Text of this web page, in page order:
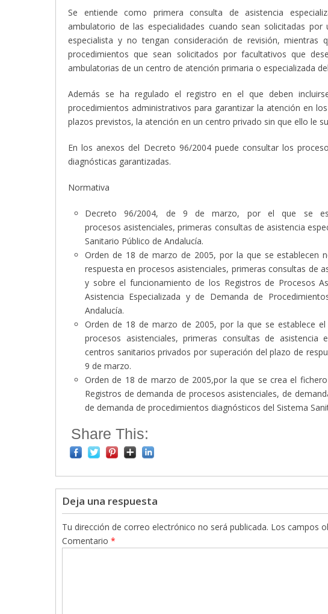
Se entiende como primera consulta de asistencia
ambulatorio de las especialidades cuando sean solicitadas
especialista y no tengan consideración de revisión, mientras
procedimientos que sean solicitados por facultativos que
ambulatorias de un centro de atención primaria o especializada
Además se ha regulado el registro en el que deben
procedimientos administrativos para garantizar la atención en
plazos previstos, la atención en un centro privado sin que ello le
En los anexos del Decreto 96/2004 puede consultar los
diagnósticas garantizadas.
Normativa
Decreto 96/2004, de 9 de marzo, por el que se
procesos asistenciales, primeras consultas de asistencia
Sanitario Público de Andalucía.
Orden de 18 de marzo de 2005, por la que se establecen
respuesta en procesos asistenciales, primeras consultas de
y sobre el funcionamiento de los Registros de Procesos
Asistencia Especializada y de Demanda de
Andalucía.
Orden de 18 de marzo de 2005, por la que se establece
procesos asistenciales, primeras consultas de asistencia
centros sanitarios privados por superación del plazo de
9 de marzo.
Orden de 18 de marzo de 2005,por la que se crea el
Registros de demanda de procesos asistenciales, de
de demanda de procedimientos diagnósticos del Sistema
Share This:
Deja una respuesta
Tu dirección de correo electrónico no será publicada. Los campos
Comentario *